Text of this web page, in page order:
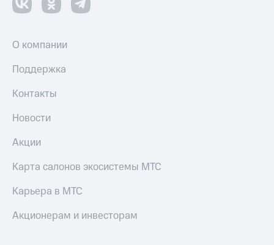
О компании
Поддержка
Контакты
Новости
Акции
Карта салонов экосистемы МТС
Карьера в МТС
Акционерам и инвесторам